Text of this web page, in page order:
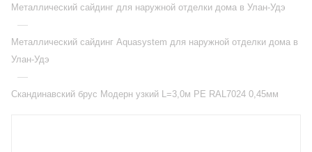
Металлический сайдинг для наружной отделки дома в Улан-Удэ
—
Металлический сайдинг Aquasystem для наружной отделки дома в
Улан-Удэ
—
Скандинавский брус Модерн узкий L=3,0м PE RAL7024 0,45мм